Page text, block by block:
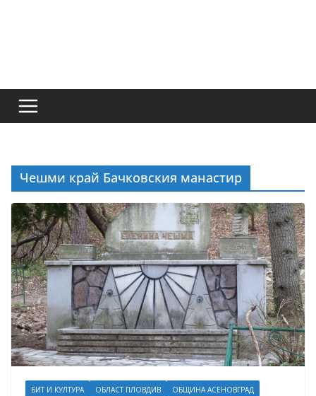
Чешми край Бачковския манастир
БИТ И КУЛТУРА ОБЛАСТ ПЛОВДИВ
ОБЩИНА АСЕНОВГРАД